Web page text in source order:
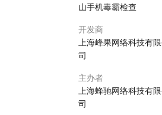
山手机毒霸检查
开发商
上海峰果网络科技有
司
主办者
上海蜂驰网络科技有
司